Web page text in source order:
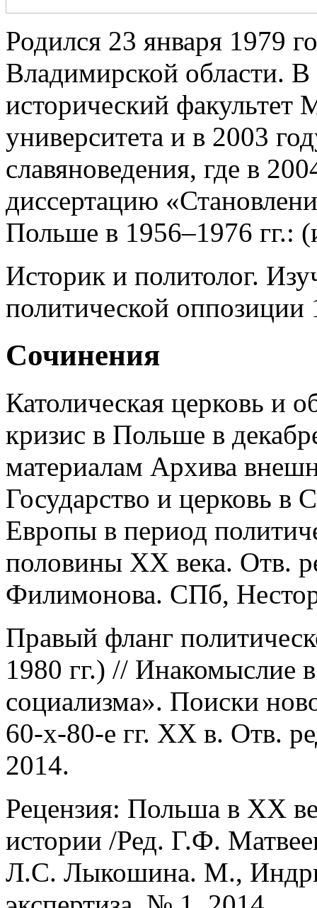
Родился 23 января 1979
Владимирской области.
исторический факультет
университета и в 2003
славяноведения, где в
диссертацию
Польше в 1956–1976 гг.:
Историк и политолог.
политической оппозиции
Сочинения
Католическая церковь и
кризис в Польше в
материалам Архива
Государство и церковь
Европы в период
половины XX века. Отв.
Филимонова. СПб,
Правый фланг
1980 гг.) // Инакомыслие
социализма». Поиски
60-х-80-е гг. ХХ в. Отв.
2014.
Рецензия: Польша в XX
истории /Ред. Г.Ф.
Л.С. Лыкошина. М.,